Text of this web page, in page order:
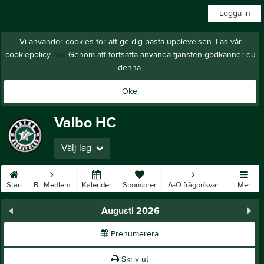
Logga in
Vi använder cookies för att ge dig bästa upplevelsen. Läs vår
cookiepolicy här. Genom att fortsätta använda tjänsten godkänner du
denna.
Okej
Valbo HC
Välj lag
Start Bli Medlem Kalender Sponsorer A-Ö frågor/svar Mer
Augusti 2026
Prenumerera
Skriv ut